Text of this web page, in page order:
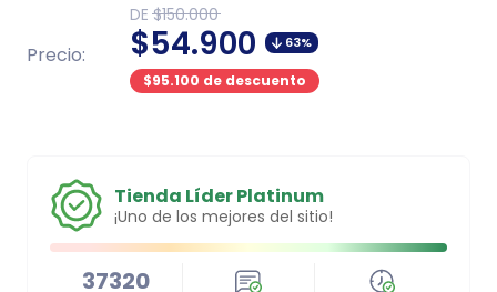
Precio:
DETranslation
missing:
es.product.general.regular_price
$150.000
Translation
missing:
$54.900 63%
$95.100 de descuento
Tienda Líder Platinum
¡Uno de los mejores del sitio!
37320